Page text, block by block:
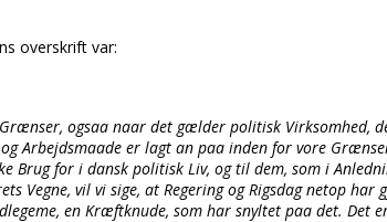
overskrift var:
ogsaa naar det gælder politisk Virksomhed,
Arbejdsmaade er lagt an paa inden for vore
Brug for i dansk politisk Liv, og til dem, som i
Vegne, vil vi sige, at Regering og Rigsdag netop har
en Kræftknude, som har snyltet paa det. Det